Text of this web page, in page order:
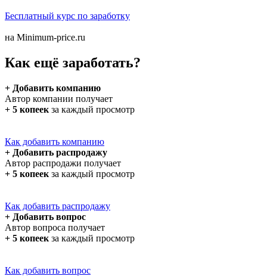
Бесплатный курс по заработку
на Minimum-price.ru
Как ещё заработать?
+ Добавить компанию
Автор компании получает
+ 5 копеек за каждый просмотр
Как добавить компанию
+ Добавить распродажу
Автор распродажи получает
+ 5 копеек за каждый просмотр
Как добавить распродажу
+ Добавить вопрос
Автор вопроса получает
+ 5 копеек за каждый просмотр
Как добавить вопрос